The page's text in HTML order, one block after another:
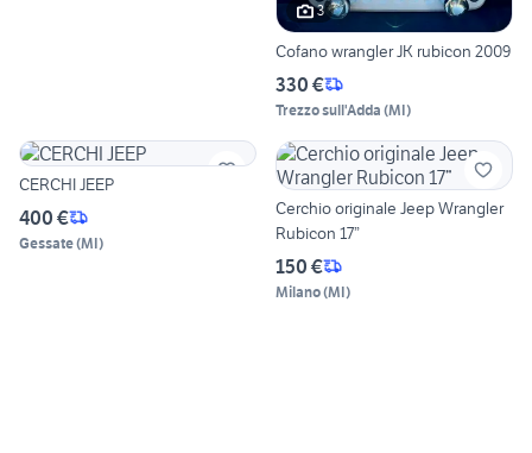
3
Cofano wrangler JK rubicon 2009
330 €
Trezzo sull'Adda (MI)
CERCHI JEEP
400 €
Gessate(MI)
Cerchio originale Jeep Wrangler
Rubicon 17”
150 €
Milano(MI)